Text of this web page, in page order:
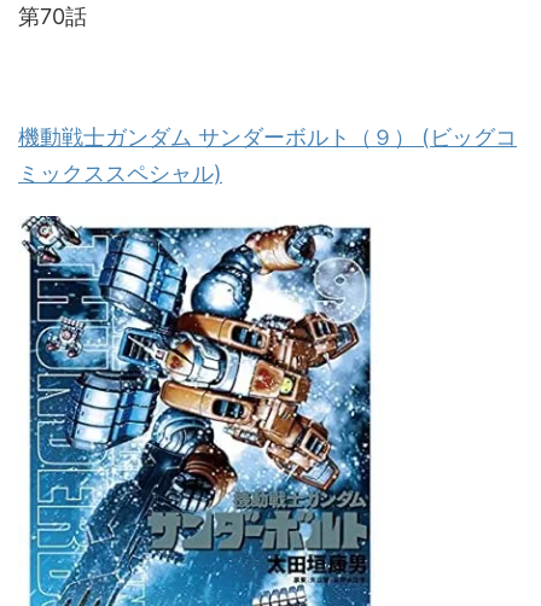
第70話
機動戦士ガンダム サンダーボルト（９） (ビッグコ
ミックススペシャル)